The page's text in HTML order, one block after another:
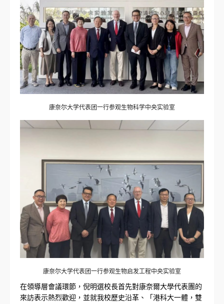
康奈尔大学代表团一行参观生物科学中央实验室
康奈尔大学代表团一行参观生物启发工程中央实验室
在領導層會議環節，倪明選校長首先對康奈爾大學代表團的
來訪表示熱烈歡迎，並就我校歷史沿革、「港科大一體，雙